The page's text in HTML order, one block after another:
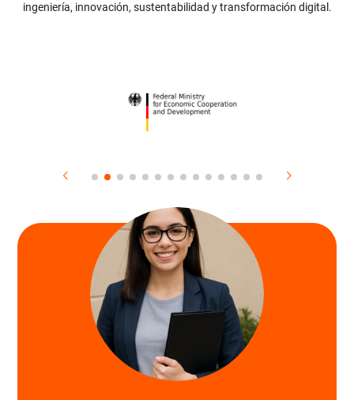
ingeniería, innovación, sustentabilidad y transformación digital.